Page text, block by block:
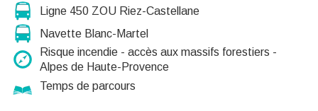
Ligne 450 ZOU Riez-Castellane
Navette Blanc-Martel
Risque incendie - accès aux massifs forestiers -
Alpes de Haute-Provence
Temps de parcours